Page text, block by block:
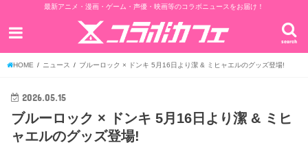
最新アニメ・漫画・ゲーム・声優・映画等のコラボニュースをお届け！
search
HOME ニュース ブルーロック × ドンキ 5月16日より潔 & ミヒャエルのグッズ登場!
2026.05.15
ブルーロック × ドンキ 5月16日より潔 & ミヒ
ャエルのグッズ登場!